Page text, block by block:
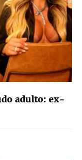
adulto: ex-